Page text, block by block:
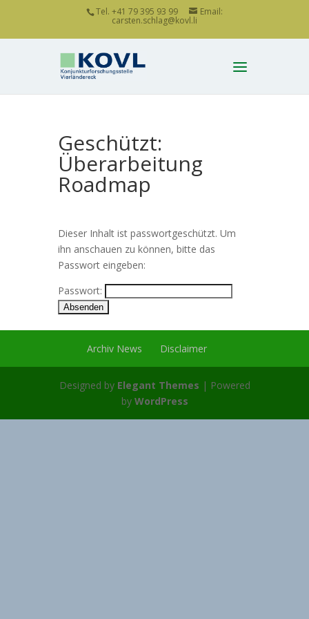
Tel. +41 79 395 93 99 Email:
carsten.schlag@kovl.li
Geschützt:
Überarbeitung
Roadmap
Dieser Inhalt ist passwortgeschützt. Um
ihn anschauen zu können, bitte das
Passwort eingeben:
Passwort:
Archiv News Disclaimer
Designed by Elegant Themes | Powered
by WordPress